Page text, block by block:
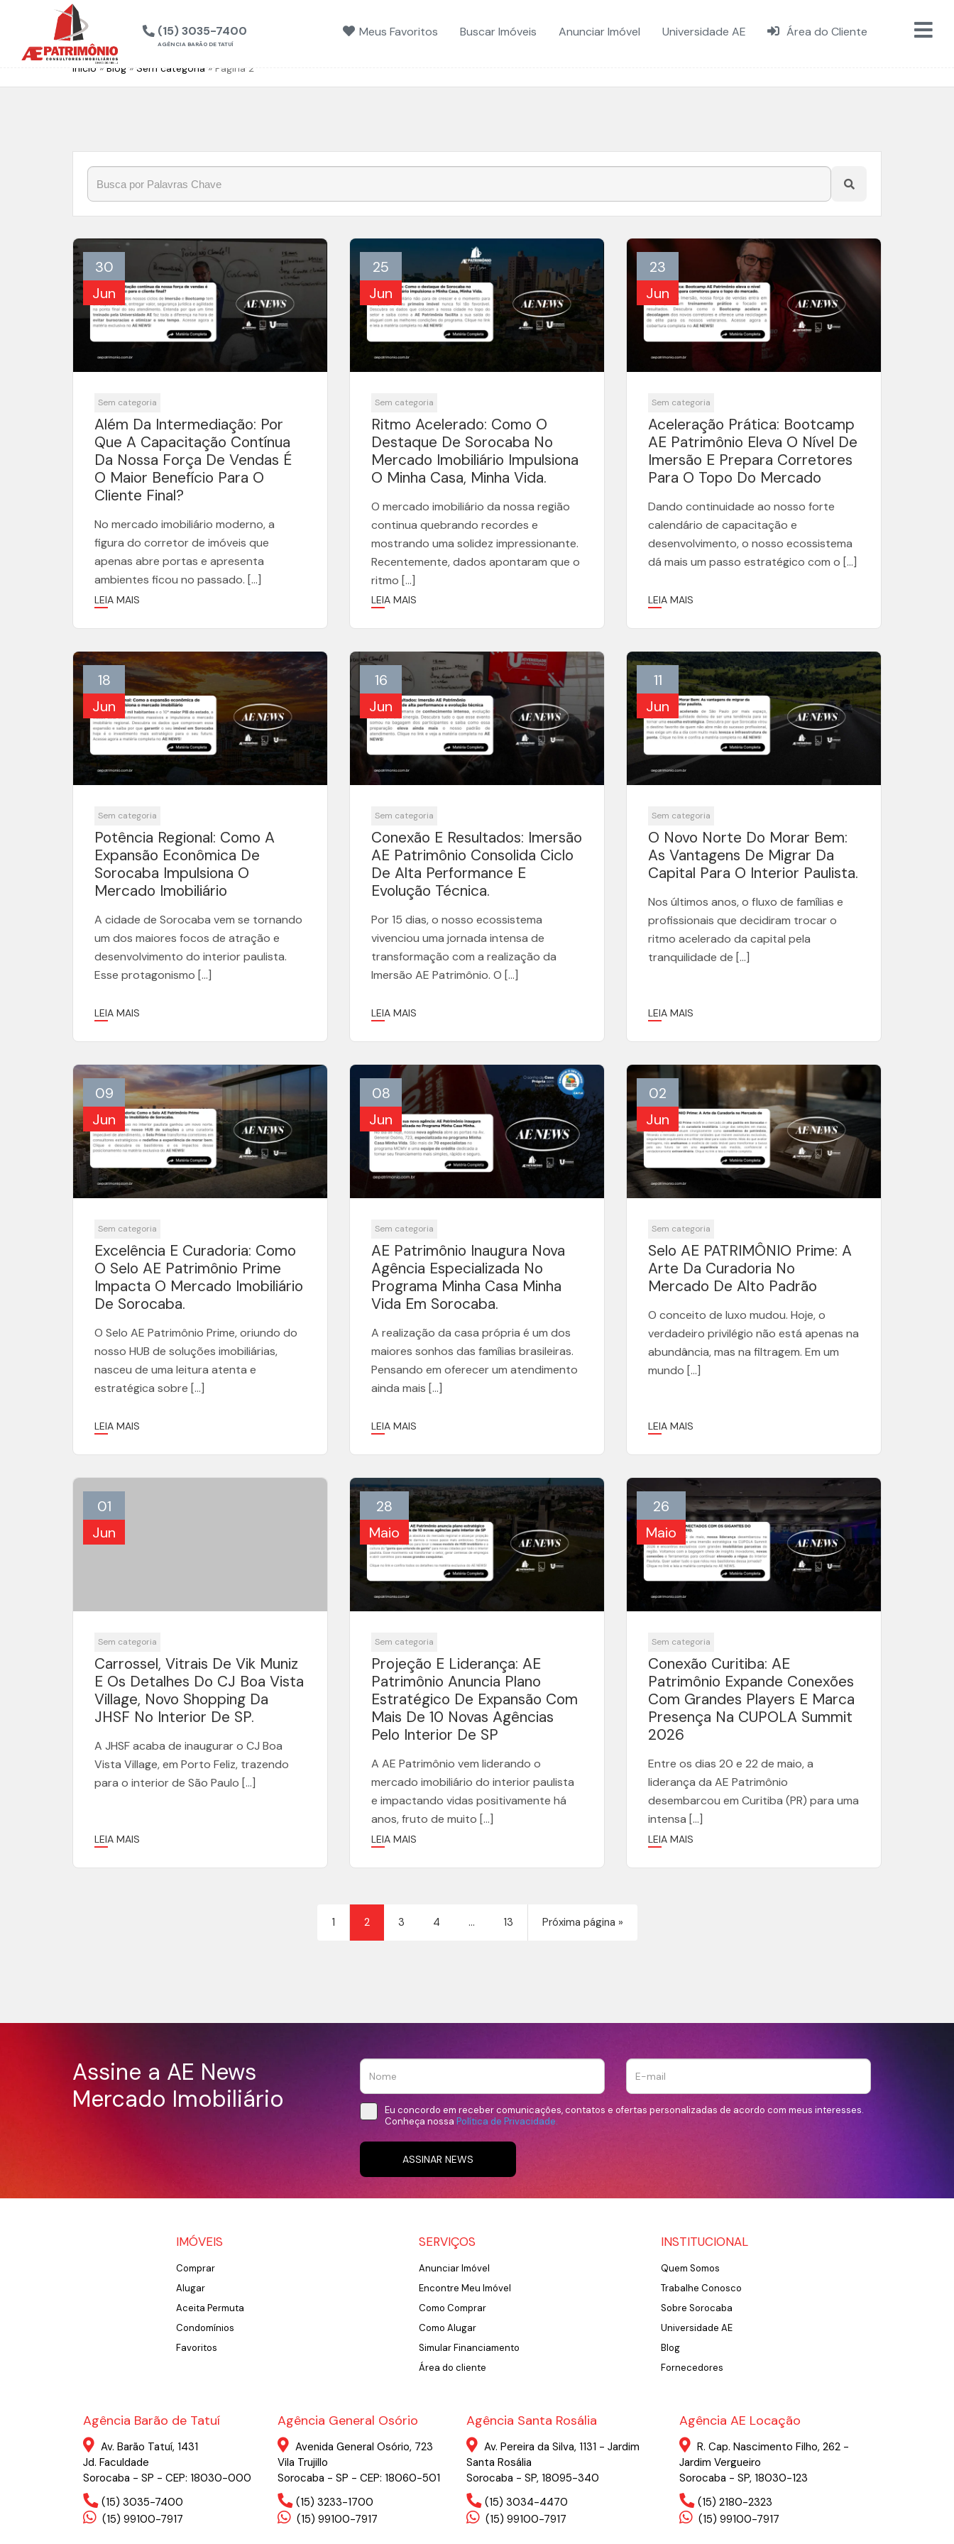
(15) 3035-7400
AGÊNCIA BARÃO DE TATUÍ
Meus Favoritos Buscar Imóveis Anunciar Imóvel Universidade AE Área do Cliente
Início»Blog » Sem categoria » Página 2
30
Jun
Sem categoria
Além Da Intermediação: Por
Que A Capacitação Contínua
Da Nossa Força De Vendas É
O Maior Benefício Para O
Cliente Final?
No mercado imobiliário moderno, a
figura do corretor de imóveis que
apenas abre portas e apresenta
ambientes ficou no passado. […]
LEIA MAIS
25
Jun
Sem categoria
Ritmo Acelerado: Como O
Destaque De Sorocaba No
Mercado Imobiliário Impulsiona
O Minha Casa, Minha Vida.
O mercado imobiliário da nossa região
continua quebrando recordes e
mostrando uma solidez impressionante.
Recentemente, dados apontaram que o
ritmo […]
LEIA MAIS
23
Jun
Sem categoria
Aceleração Prática: Bootcamp
AE Patrimônio Eleva O Nível De
Imersão E Prepara Corretores
Para O Topo Do Mercado
Dando continuidade ao nosso forte
calendário de capacitação e
desenvolvimento, o nosso ecossistema
dá mais um passo estratégico com o […]
LEIA MAIS
18
Jun
Sem categoria
Potência Regional: Como A
Expansão Econômica De
Sorocaba Impulsiona O
Mercado Imobiliário
A cidade de Sorocaba vem se tornando
um dos maiores focos de atração e
desenvolvimento do interior paulista.
Esse protagonismo […]
LEIA MAIS
16
Jun
Sem categoria
Conexão E Resultados: Imersão
AE Patrimônio Consolida Ciclo
De Alta Performance E
Evolução Técnica.
Por 15 dias, o nosso ecossistema
vivenciou uma jornada intensa de
transformação com a realização da
Imersão AE Patrimônio. O […]
LEIA MAIS
11
Jun
Sem categoria
O Novo Norte Do Morar Bem:
As Vantagens De Migrar Da
Capital Para O Interior Paulista.
Nos últimos anos, o fluxo de famílias e
profissionais que decidiram trocar o
ritmo acelerado da capital pela
tranquilidade de […]
LEIA MAIS
09
Jun
Sem categoria
Excelência E Curadoria: Como
O Selo AE Patrimônio Prime
Impacta O Mercado Imobiliário
De Sorocaba.
O Selo AE Patrimônio Prime, oriundo do
nosso HUB de soluções imobiliárias,
nasceu de uma leitura atenta e
estratégica sobre […]
LEIA MAIS
08
Jun
Sem categoria
AE Patrimônio Inaugura Nova
Agência Especializada No
Programa Minha Casa Minha
Vida Em Sorocaba.
A realização da casa própria é um dos
maiores sonhos das famílias brasileiras.
Pensando em oferecer um atendimento
ainda mais […]
LEIA MAIS
02
Jun
Sem categoria
Selo AE PATRIMÔNIO Prime: A
Arte Da Curadoria No
Mercado De Alto Padrão
O conceito de luxo mudou. Hoje, o
verdadeiro privilégio não está apenas na
abundância, mas na filtragem. Em um
mundo […]
LEIA MAIS
01
Jun
Sem categoria
Carrossel, Vitrais De Vik Muniz
E Os Detalhes Do CJ Boa Vista
Village, Novo Shopping Da
JHSF No Interior De SP.
A JHSF acaba de inaugurar o CJ Boa
Vista Village, em Porto Feliz, trazendo
para o interior de São Paulo […]
LEIA MAIS
28
Maio
Sem categoria
Projeção E Liderança: AE
Patrimônio Anuncia Plano
Estratégico De Expansão Com
Mais De 10 Novas Agências
Pelo Interior De SP
A AE Patrimônio vem liderando o
mercado imobiliário do interior paulista
e impactando vidas positivamente há
anos, fruto de muito […]
LEIA MAIS
26
Maio
Sem categoria
Conexão Curitiba: AE
Patrimônio Expande Conexões
Com Grandes Players E Marca
Presença Na CUPOLA Summit
2026
Entre os dias 20 e 22 de maio, a
liderança da AE Patrimônio
desembarcou em Curitiba (PR) para uma
intensa […]
LEIA MAIS
1 2 3 4 … 13 Próxima página »
Assine a AE News
Mercado Imobiliário
Eu concordo em receber comunicações, contatos e ofertas personalizadas de acordo com meus interesses.
Conheça nossa Política de Privacidade.
ASSINAR NEWS
IMÓVEIS
Comprar
Alugar
Aceita Permuta
Condomínios
Favoritos
SERVIÇOS
Anunciar Imóvel
Encontre Meu Imóvel
Como Comprar
Como Alugar
Simular Financiamento
Área do cliente
INSTITUCIONAL
Quem Somos
Trabalhe Conosco
Sobre Sorocaba
Universidade AE
Blog
Fornecedores
Agência Barão de Tatuí
Av. Barão Tatuí, 1431
Jd. Faculdade
Sorocaba - SP - CEP: 18030-000
(15) 3035-7400
(15) 99100-7917
Agência General Osório
Avenida General Osório, 723
Vila Trujillo
Sorocaba - SP - CEP: 18060-501
(15) 3233-1700
(15) 99100-7917
Agência Santa Rosália
Av. Pereira da Silva, 1131 - Jardim
Santa Rosália
Sorocaba - SP, 18095-340
(15) 3034-4470
(15) 99100-7917
Agência AE Locação
R. Cap. Nascimento Filho, 262 -
Jardim Vergueiro
Sorocaba - SP, 18030-123
(15) 2180-2323
(15) 99100-7917